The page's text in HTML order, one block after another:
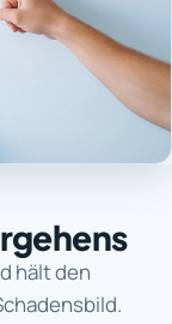
hält den